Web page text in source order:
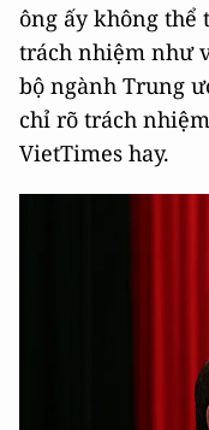
ông ấy không thể
trách nhiệm như
bộ ngành Trung
chỉ rõ trách
VietTimes hay.